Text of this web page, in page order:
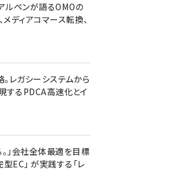
ルペンが語るOMOの
ディアコマース転換、
レガシーシステムから
するPDCA高速化とイ
。」会社全体最適を目標
EC」 が実践する「レ